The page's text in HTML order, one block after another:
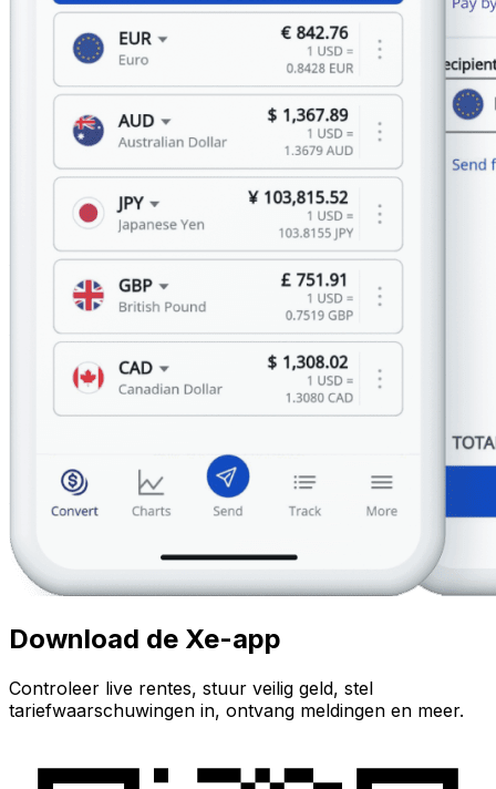
Download de Xe-app
Controleer live rentes, stuur veilig geld, stel
tariefwaarschuwingen in, ontvang meldingen en meer.